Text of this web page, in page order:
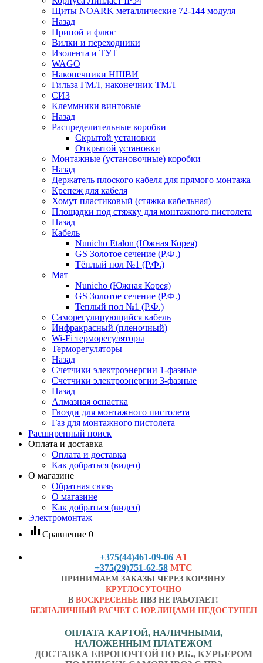
Щиты NOARK металлические 72-144 модуля
Назад
Припой и флюс
Вилки и переходники
Изолента и ТУТ
WAGO
Наконечники НШВИ
Гильза ГМЛ, наконечник ТМЛ
СИЗ
Клеммники винтовые
Назад
Распределительные коробки
Скрытой установки
Открытой установки
Монтажные (установочные) коробки
Назад
Держатель плоского кабеля для прямого монтажа
Крепеж для кабеля
Хомут пластиковый (стяжка кабельная)
Площадки под стяжку для монтажного пистолета
Назад
Кабель
Nunicho Etalon (Южная Корея)
GS Золотое сечение (Р.Ф.)
Тёплый пол №1 (Р.Ф.)
Мат
Nunicho (Южная Корея)
GS Золотое сечение (Р.Ф.)
Теплый пол №1 (Р.Ф.)
Саморегулирующийся кабель
Инфракрасный (пленочный)
Wi-Fi терморегуляторы
Терморегуляторы
Назад
Счетчики электроэнергии 1-фазные
Счетчики электроэнергии 3-фазные
Назад
Алмазная оснастка
Гвозди для монтажного пистолета
Газ для монтажного пистолета
Расширенный поиск
Оплата и доставка
Оплата и доставка
Как добраться (видео)
О магазине
Обратная связь
О магазине
Как добраться (видео)
Электромонтаж
equalizer Сравнение 0
+375(44)461-09-06 А1
+375(29)751-62-58 МТС
ПРИНИМАЕМ ЗАКАЗЫ ЧЕРЕЗ КОРЗИНУ
КРУГЛОСУТОЧНО
В ВОСКРЕСЕНЬЕ ПВЗ НЕ РАБОТАЕТ!
БЕЗНАЛИЧНЫЙ РАСЧЕТ С ЮР.ЛИЦАМИ НЕДОСТУПЕН
ОПЛАТА КАРТОЙ, НАЛИЧНЫМИ,
НАЛОЖЕННЫМ ПЛАТЕЖОМ
ДОСТАВКА ЕВРОПОЧТОЙ ПО Р.Б., КУРЬЕРОМ